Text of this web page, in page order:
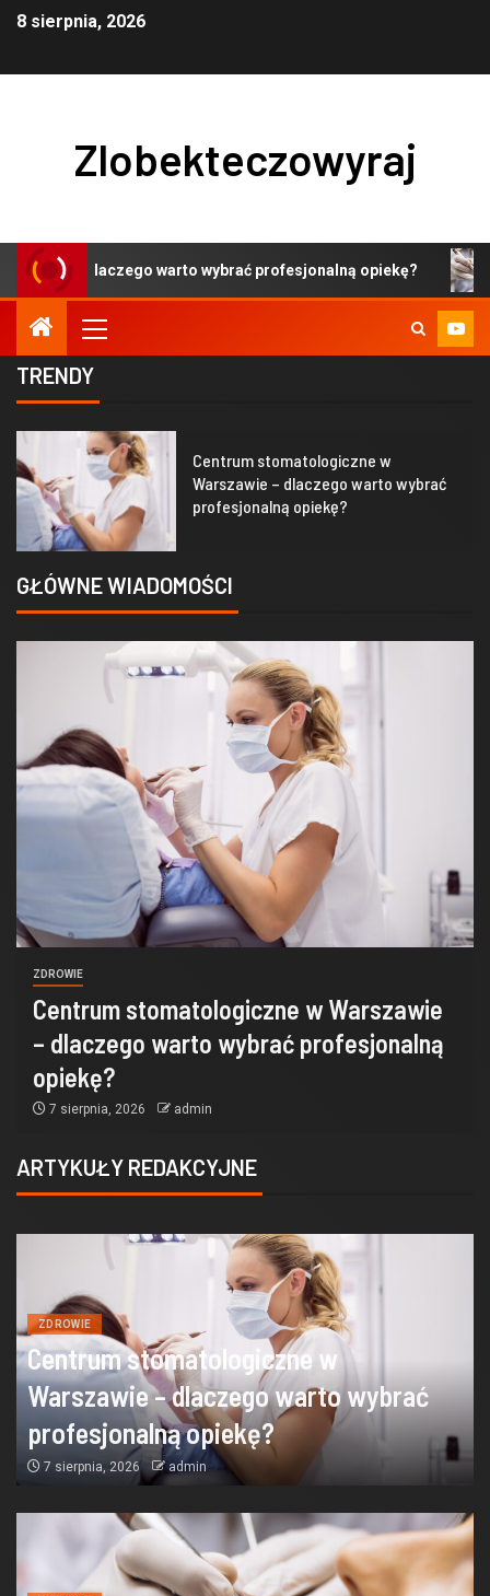
8 sierpnia, 2026
Zlobekteczowyraj
warto wybrać profesjonalną opiekę? Centrum
TRENDY
Centrum stomatologiczne w
Warszawie – dlaczego warto wybrać
profesjonalną opiekę?
GŁÓWNE WIADOMOŚCI
ZDROWIE
Centrum stomatologiczne w Warszawie
– dlaczego warto wybrać profesjonalną
opiekę?
7 sierpnia, 2026 admin
ARTYKUŁY REDAKCYJNE
ZDROWIE
Centrum stomatologiczne w
Warszawie – dlaczego warto wybrać
profesjonalną opiekę?
7 sierpnia, 2026 admin